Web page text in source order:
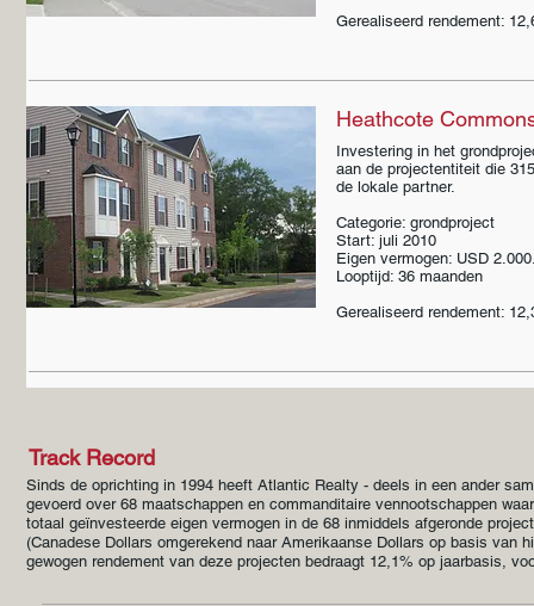
Gerealiseerd rendement:
Heathcote
Investering in het
aan de projectentiteit die
de lokale partner.
Categorie: grondproject
Start: juli 2010
Eigen vermogen: USD
Looptijd: 36 maanden
Gerealiseerd rendement:
Track Record
Sinds de oprichting in 1994 heeft Atlantic Realty - deels in een ander
gevoerd over 68 maatschappen en commanditaire vennootschappen
totaal geïnvesteerde eigen vermogen in de 68 inmiddels afgeronde
(Canadese Dollars omgerekend naar Amerikaanse Dollars op basis van
gewogen rendement van deze projecten bedraagt 12,1% op jaarbasis,